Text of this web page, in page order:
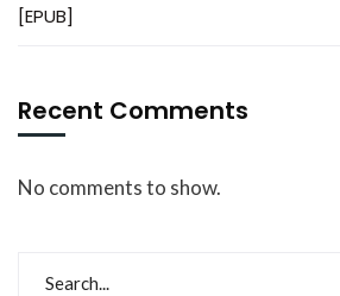
[EPUB]
Recent Comments
No comments to show.